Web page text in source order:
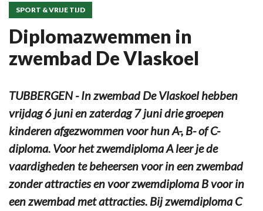
SPORT & VRIJE TIJD
Diplomazwemmen in
zwembad De Vlaskoel
TUBBERGEN - In zwembad De Vlaskoel hebben
vrijdag 6 juni en zaterdag 7 juni drie groepen
kinderen afgezwommen voor hun A-, B- of C-
diploma. Voor het zwemdiploma A leer je de
vaardigheden te beheersen voor in een zwembad
zonder attracties en voor zwemdiploma B voor in
een zwembad met attracties. Bij zwemdiploma C